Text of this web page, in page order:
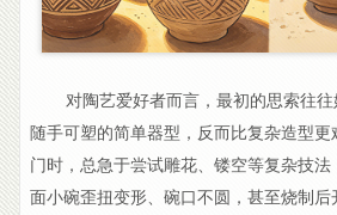
对陶艺爱好者而言，最初的思索往
随手可塑的简单器型，反而比复杂造型更
门时，总急于尝试雕花、镂空等复杂技
面小碗歪扭变形、碗口不圆，甚至烧制后